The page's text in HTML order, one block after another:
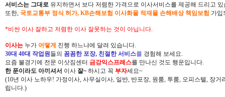
서비스는 그대로 유지하면서 보다 저렴한 가격으로 이사서비스를 제공해 드리고 있
또한, 국토교통부 정식 허가, KB손해보험 이사화물 적재물 손해배상 책임보험 가입
*비싼 이사 잘하고 저렴한 이사 잘못하는 것이 아닙니다.
이사는 누가 어떻게 진행 하느냐에 달려 있습니다.
30대 40대 작업원들의 꼼꼼한 포장, 친절한 서비스를 경험해 보세요.
요즘 불경기에 전문 이삿짐센터 금강익스프레스를 만나신 것도 행운입니다.
한 푼이라도 아끼셔서 이사 잘~ 하시고 꼭 부자세요~
(10년 이사 노하우! 가정이사, 사무실이사, 일반, 반포장, 원룸, 투룸, 오피스텔, 장
립니다.)